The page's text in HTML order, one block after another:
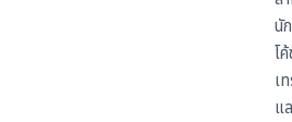
นั
โ
เ
แ